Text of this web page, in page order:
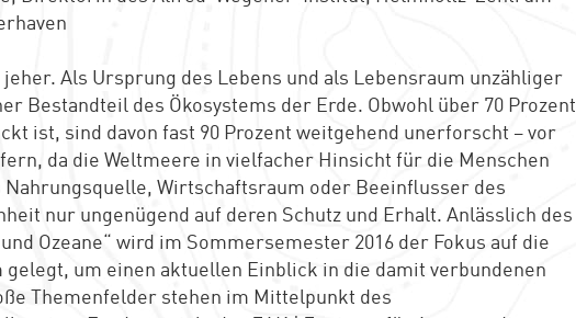
Als Ursprung des Lebens und als Lebensraum unzähliger
Bestandteil des Ökosystems der Erde. Obwohl über 70 Prozent
ist, sind davon fast 90 Prozent weitgehend unerforscht – vor
da die Weltmeere in vielfacher Hinsicht für die Menschen
Wirtschaftsraum oder Beeinflusser des
nur ungenügend auf deren Schutz und Erhalt. Anlässlich des
Ozeane“ wird im Sommersemester 2016 der Fokus auf die
um einen aktuellen Einblick in die damit verbundenen
Themenfelder stehen im Mittelpunkt des